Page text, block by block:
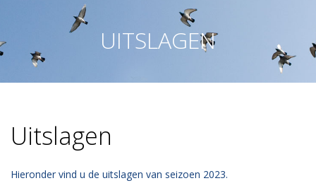
UITSLAGEN
Uitslagen
Hieronder vind u de uitslagen van seizoen 2023.